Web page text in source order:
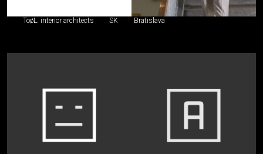
ToøL. interior architects SK Bratislava